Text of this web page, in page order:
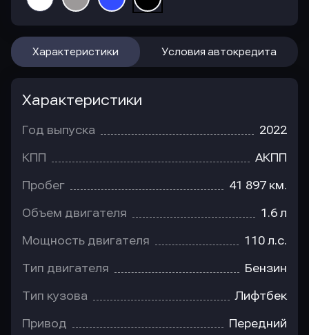
Характеристики Условия автокредита
Характеристики
Год выпуска 2022
КПП АКПП
Пробег 41 897 км.
Объем двигателя 1.6 л
Мощность двигателя 110 л.с.
Тип двигателя Бензин
Тип кузова Лифтбек
Привод Передний